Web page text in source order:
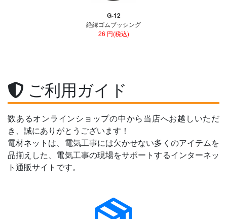
G-12
絶縁ゴムブッシング
26 円(税込)
ご利用ガイド
数あるオンラインショップの中から当店へお越しいただ
き、誠にありがとうございます！
電材ネットは、電気工事には欠かせない多くのアイテムを
品揃えした、電気工事の現場をサポートするインターネッ
ト通販サイトです。